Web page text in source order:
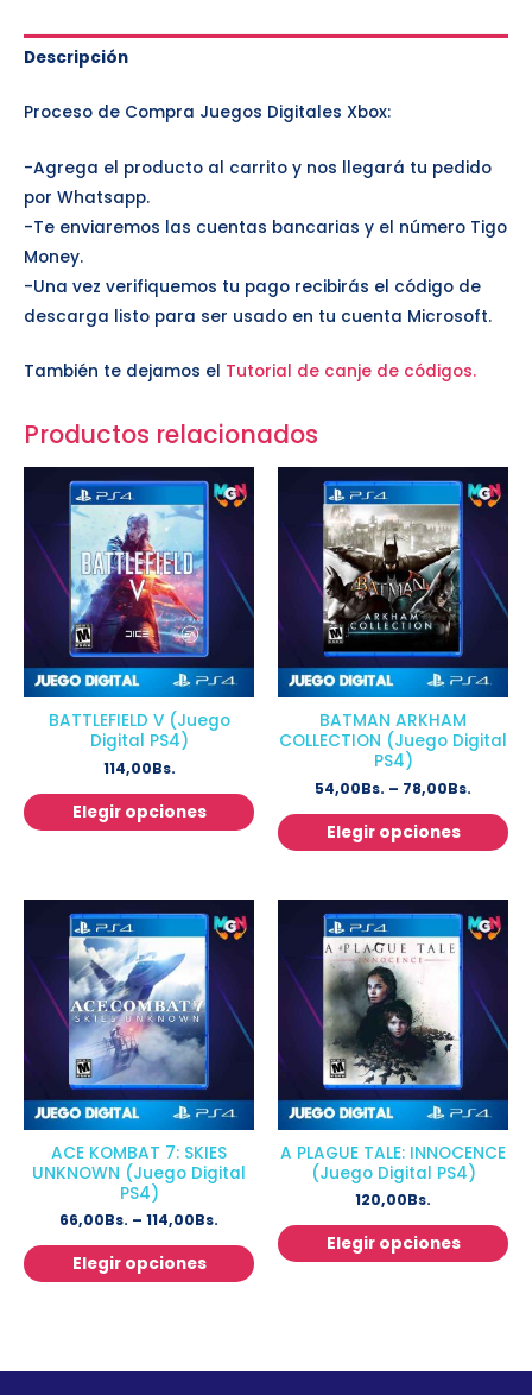
Descripción
Proceso de Compra Juegos Digitales Xbox:
-Agrega el producto al carrito y nos llegará tu pedido
por Whatsapp.
-Te enviaremos las cuentas bancarias y el número Tigo
Money.
-Una vez verifiquemos tu pago recibirás el código de
descarga listo para ser usado en tu cuenta Microsoft.
También te dejamos el Tutorial de canje de códigos.
Productos relacionados
BATTLEFIELD V (Juego
Digital PS4)
114,00Bs.
Elegir opciones
BATMAN ARKHAM
COLLECTION (Juego Digital
PS4)
54,00Bs. – 78,00Bs.
Elegir opciones
ACE KOMBAT 7: SKIES
UNKNOWN (Juego Digital
PS4)
66,00Bs. – 114,00Bs.
Elegir opciones
A PLAGUE TALE: INNOCENCE
(Juego Digital PS4)
120,00Bs.
Elegir opciones